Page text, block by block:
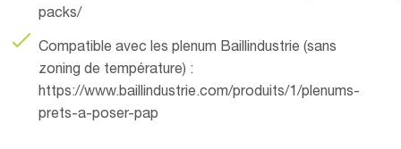
packs/
Compatible avec les plenum Baillindustrie (sans
zoning de température) :
https://www.baillindustrie.com/produits/1/plenums-
prets-a-poser-pap